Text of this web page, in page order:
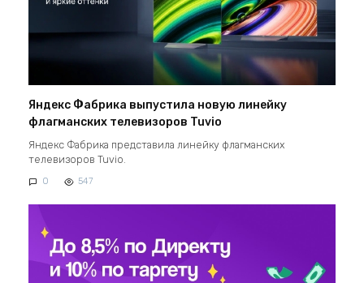
Яндекс Фабрика выпустила новую линейку
флагманских телевизоров Tuvio
Яндекс Фабрика представила линейку флагманских
телевизоров Tuvio.
0 547